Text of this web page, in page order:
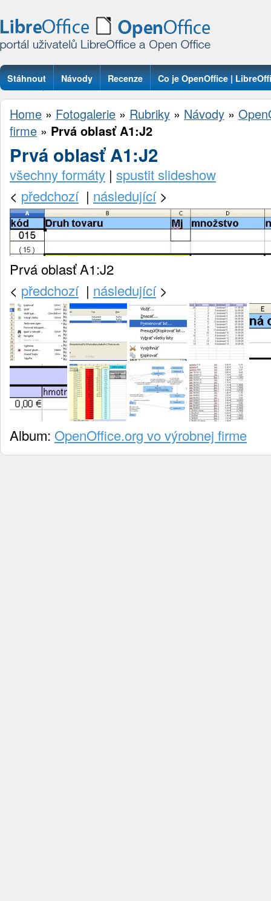
Stáhnout Návody Recenze Co je OpenOffice |
Otázky
Home » Fotogalerie » Rubriky » Návody »
firme » Prvá oblasť A1:J2
Prvá oblasť A1:J2
všechny formáty | spustit slideshow
< předchozí| následující>
Prvá oblasť A1:J2
< předchozí| následující>
Album: OpenOffice.org vo výrobnej firme